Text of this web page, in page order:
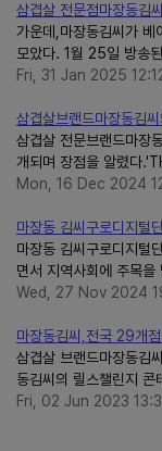
삼겹살 전문점마장동김
가운데,마장동김씨가 베
모았다. 1월 25일 방송
Fri, 31 Jan 2025
삼겹살브랜드마장동김
삼겹살 전문브랜드마장
개되며 장점을 알렸다
Mon, 16 Dec 2024
마장동 김씨구로디지털
마장동 김씨구로디지털
면서 지역사회에 주목
Wed, 27 Nov 2024
마장동김씨,전국 29개
삼겹살 브랜드마장동김
동김씨의 릴스챌린지
Fri, 02 Jun 2023